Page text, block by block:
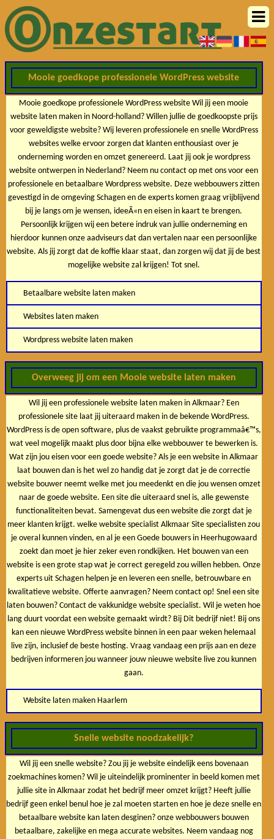
Mooie goedkope professionele WordPress website
Mooie goedkope professionele WordPress website Wil jij een mooie
website laten maken in Noord-holland? Willen jullie de goedkoopste prijs
voor geweldigste website? Wij leveren professionele en snelle WordPress
websites welke ervoor zorgen dat klanten enthousiast over je
onderneming worden en omzet genereerd. Laat jij ook je wordpress
website ontwerpen in Nederland? Neem nu contact op met ons voor een
professionele en betaalbare Wordpress website. Deze webbouwers zitten
gevestigd in de omgeving Schagen en de experts komen graag vrijblijvend
bij je langs om je wensen, ideeÃ«n en eisen in kaart te brengen.
Persoonlijk krijgen wij een betere indruk van jullie onderneming en
hierdoor kunnen onze aadviseurs dat dan vertalen naar een persoonlijke
website. Als jij zorgt dat de koffie klaar staat, dan zorgen wij dat jij de best
mogelijke website zal krijgen! Tot snel.
Betaalbare website laten maken
Websites laten maken
Wordpress website laten maken
Overweeg jij om een Mooie website laten maken
Wil jij een professionele website laten maken in Alkmaar? Een
professionele site laat jij uiteraard maken in de bekende WordPress.
WordPress is de open software, plus de vaakst gebruikte programmaâ€™s,
wat veel mogelijk maakt plus door bijna elke webbouwer te bewerken is.
Wat zijn jou eisen voor een goede website? Als je een website in Alkmaar
laat bouwen dan is het wel zo handig dat je zorgt dat je de correctie
website bouwer neemt welke met jou meedenkt en die jou wensen omzet
naar de goede website. Een site die uiteraard snel is, alle gewenste
functionaliteiten bevat. Samengevat dus een website die zorgt dat je
meer klanten krijgt. welke website specialist Alkmaar Site specialisten zou
je overal kunnen vinden, en al je een Goede bouwers in Heerhugowaard
zoekt dan moet je hier zeker even rondkijken. Het bouwen van een
website is een grote stap wat je correct geregeld zou willen hebben. Onze
experts uit Schagen helpen je en leveren een snelle, betrouwbare en
kwalitatieve website. Offerte aanvragen? Neem contact op! Snel een site
laten bouwen? Contact de vakkunidge website specialist. Wil je weten hoe
lang duurt voordat een website gemaakt wirdt? Bij Dit bedrijf niet! Bij ons
kan een nieuwe WordPress website binnen in een paar weken helemaal
live zijn, inclusief de beste hosting. Vraag vandaag een prijs aan en deze
bedrijven informeren jou wanneer jouw nieuwe website live zou kunnen
gaan.
Website laten maken Haarlem
Snelle website noodzakelijk?
Wil jij een snelle website? Zou jij je website eindelijk eens bovenaan
zoekmachines komen? Wil je uiteindelijk prominenter in beeld komen met
jullie site in Alkmaar zodat het bedrijf meer omzet krijgt? Heeft jullie
bedrijf geen enkel benul hoe je zal moeten starten en hoe je deze snelle en
betaalbare website kan laten desginen? onze webbouwers bouwen
betaalbare, zakelijke en mega accurate websites. Neem vandaag nog